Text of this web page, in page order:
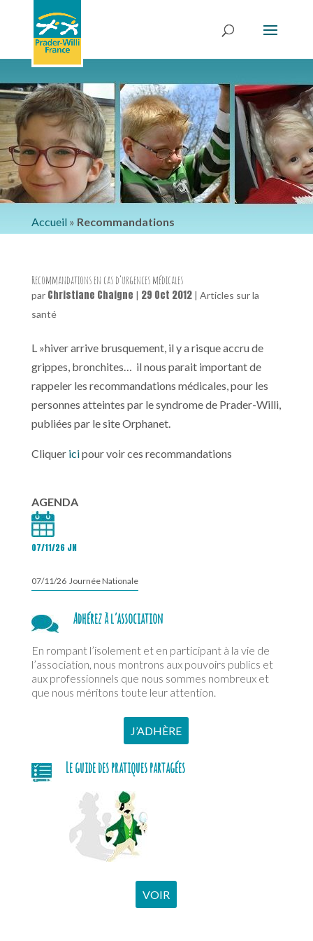
Accueil » Recommandations
Recommandations en cas d’urgences médicales
par Christiane Chaigne | 29 Oct 2012| Articles sur la
santé
L »hiver arrive brusquement, il y a risque accru de
grippes, bronchites… il nous parait important de
rappeler les recommandations médicales, pour les
personnes atteintes par le syndrome de Prader-Willi,
publiées par le site Orphanet.
Cliquer icipour voir ces recommandations
AGENDA
07/11/26 JN
07/11/26 Journée Nationale
Adhérez à l’association
En rompant l’isolement et en participant à la vie de
l’association, nous montrons aux pouvoirs publics et
aux professionnels que nous sommes nombreux et
que nous méritons toute leur attention.
J’ADHÈRE
Le guide des pratiques partagées
VOIR